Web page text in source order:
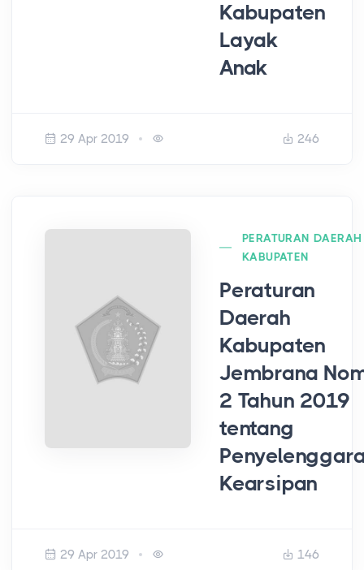
Kabupaten
Layak
Anak
29 Apr 2019 246
PERATURAN DAERAH
KABUPATEN
Peraturan
Daerah
Kabupaten
Jembrana
2 Tahun 2019
tentang
Kearsipan
29 Apr 2019 146